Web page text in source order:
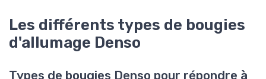
Les différents types de bougies
d'allumage Denso
Types de bougies Denso pour répondre à